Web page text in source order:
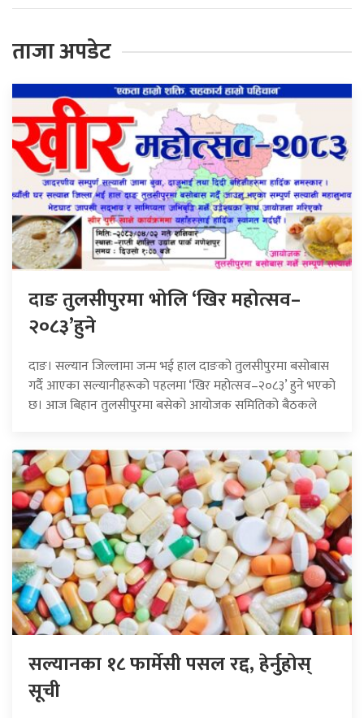
ताजा अपडेट
दाङ तुलसीपुरमा भोलि ‘खिर महोत्सव–
२०८३’हुने
दाङ। सल्यान जिल्लामा जन्म भई हाल दाङको तुलसीपुरमा बसोबास
गर्दै आएका सल्यानीहरूको पहलमा ‘खिर महोत्सव–२०८३’ हुने भएको
छ। आज बिहान तुलसीपुरमा बसेको आयोजक समितिको बैठकले
सल्यानका १८ फार्मेसी पसल रद्द, हेर्नुहोस्
सूची